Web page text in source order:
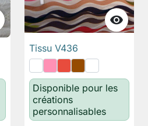

Tissu V436
Disponible pour les
créations
personnalisables